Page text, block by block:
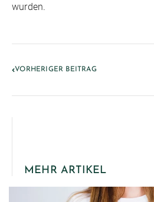
wurden.
VORHERIGER BEITRAG
MEHR ARTIKEL